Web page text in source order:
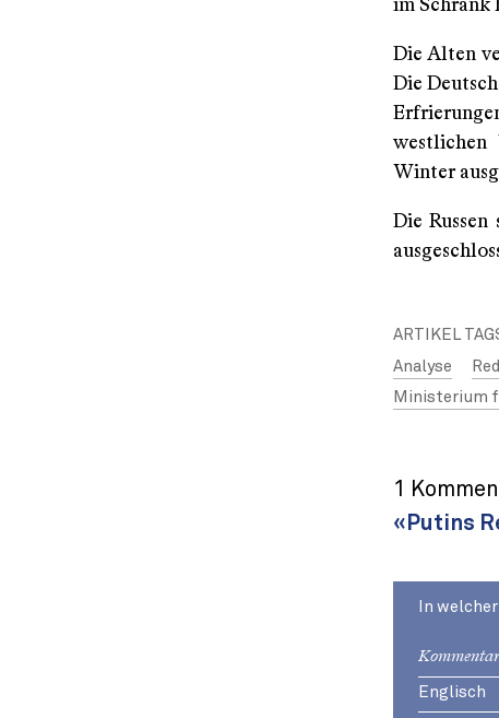
im Schrank
Die Alten
Die
Winter
Die
ARTIKEL
Analyse
Ministerium
1
«Putins
In
Englisch